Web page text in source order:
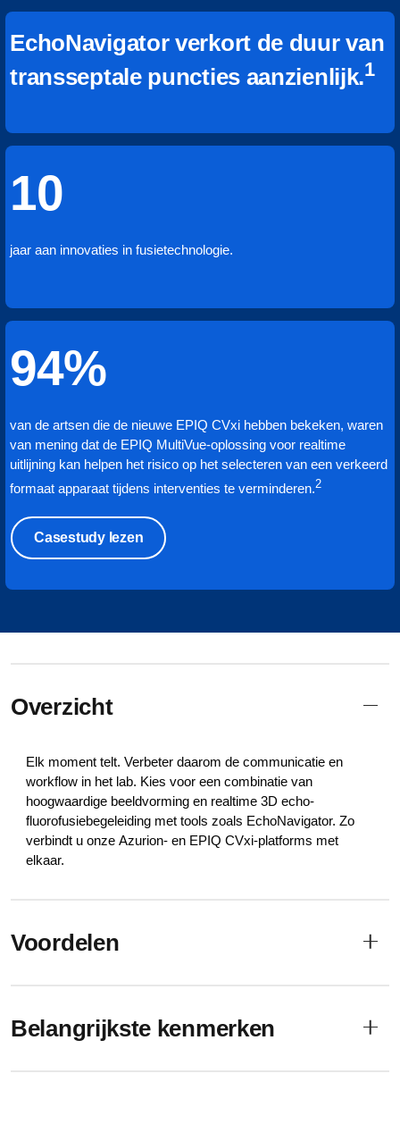
EchoNavigator verkort de duur van
transseptale puncties aanzienlijk.1
10
jaar aan innovaties in fusietechnologie.
94%
van de artsen die de nieuwe EPIQ CVxi hebben bekeken, waren
van mening dat de EPIQ MultiVue-oplossing voor realtime
uitlijning kan helpen het risico op het selecteren van een verkeerd
formaat apparaat tijdens interventies te verminderen.2
Casestudy lezen
Overzicht
Elk moment telt. Verbeter daarom de communicatie en
workflow in het lab. Kies voor een combinatie van
hoogwaardige beeldvorming en realtime 3D echo-
fluorofusiebegeleiding met tools zoals EchoNavigator. Zo
verbindt u onze Azurion- en EPIQ CVxi-platforms met
elkaar.
Voordelen
Belangrijkste kenmerken